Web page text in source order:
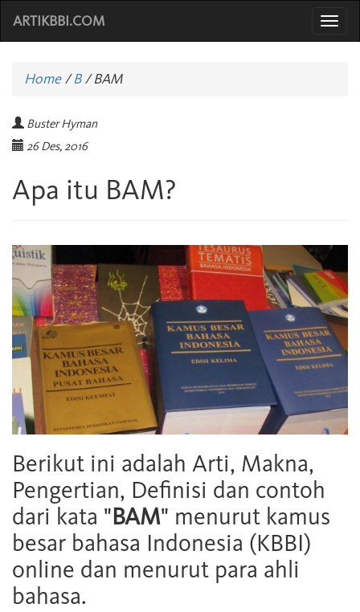
ARTIKBBI.COM
Home/B /BAM
Buster Hyman
26 Des, 2016
Apa itu BAM?
Berikut ini adalah Arti, Makna,
Pengertian, Definisi dan contoh
dari kata "BAM" menurut kamus
besar bahasa Indonesia (KBBI)
online dan menurut para ahli
bahasa.